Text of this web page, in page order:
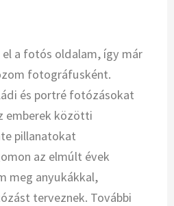
a fotós oldalam, így már
fotográfusként.
és portré fotózásokat
emberek közötti
pillanatokat
az elmúlt évek
meg anyukákkal,
terveznek. További